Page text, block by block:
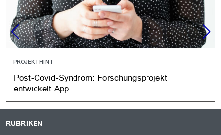
PROJEKT HINT
Post-Covid-Syndrom: Forschungsprojekt
entwickelt App
RUBRIKEN